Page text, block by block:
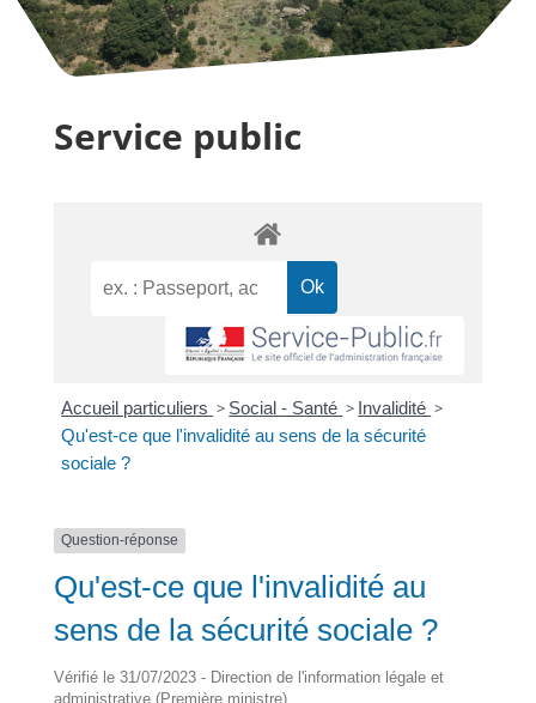
Service public
Accueil particuliers > Social - Santé > Invalidité >
Qu'est-ce que l'invalidité au sens de la sécurité
sociale ?
Question-réponse
Qu'est-ce que l'invalidité au
sens de la sécurité sociale ?
Vérifié le 31/07/2023 - Direction de l'information légale et
administrative (Première ministre)